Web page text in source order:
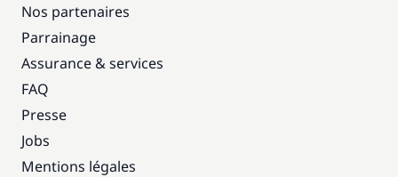
Nos partenaires
Parrainage
Assurance & services
FAQ
Presse
Jobs
Mentions légales